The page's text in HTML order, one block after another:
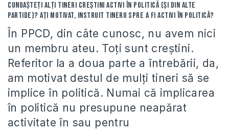
Cunoaşteţi alţi tineri creştini activi în politică (şi din alte
partide)? Aţi motivat, instruit tinerii spre a fi activi în politică?
În PPCD, din câte cunosc, nu avem nici
un membru ateu. Toţi sunt creştini.
Referitor la a doua parte a întrebării, da,
am motivat destul de mulţi tineri să se
implice în politică. Numai că implicarea
în politică nu presupune neapărat
activitate în sau pentru